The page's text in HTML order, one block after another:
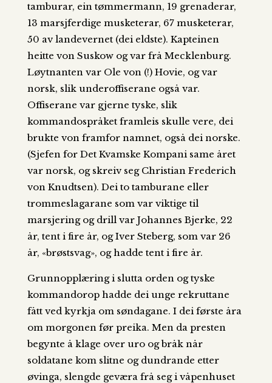
tamburar, ein tømmermann, 19 grenaderar,
13 marsjferdige musketerar, 67 musketerar,
50 av landevernet (dei eldste). Kapteinen
heitte von Suskow og var frå Mecklenburg.
Løytnanten var Ole von (!) Hovie, og var
norsk, slik underoffiserane også var.
Offiserane var gjerne tyske, slik
kommandospråket framleis skulle vere, dei
brukte von framfor namnet, også dei norske.
(Sjefen for Det Kvamske Kompani same året
var norsk, og skreiv seg Christian Frederich
von Knudtsen). Dei to tamburane eller
trommeslagarane som var viktige til
marsjering og drill var Johannes Bjerke, 22
år, tent i fire år, og Iver Steberg, som var 26
år, «brøstsvag», og hadde tent i fire år.
Grunnopplæring i slutta orden og tyske
kommandorop hadde dei unge rekruttane
fått ved kyrkja om søndagane. I dei første åra
om morgonen før preika. Men da presten
begynte å klage over uro og bråk når
soldatane kom slitne og dundrande etter
øvinga, slengde geværa frå seg i våpenhuset